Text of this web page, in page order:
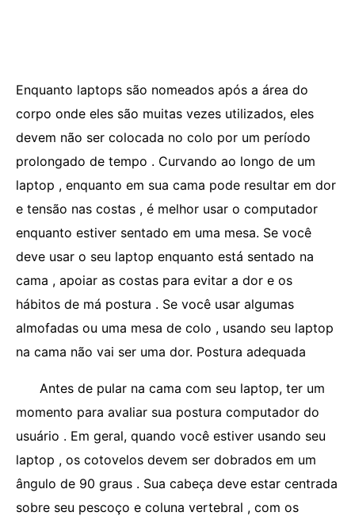
Enquanto laptops são nomeados após a área do
corpo onde eles são muitas vezes utilizados, eles
devem não ser colocada no colo por um período
prolongado de tempo . Curvando ao longo de um
laptop , enquanto em sua cama pode resultar em dor
e tensão nas costas , é melhor usar o computador
enquanto estiver sentado em uma mesa. Se você
deve usar o seu laptop enquanto está sentado na
cama , apoiar as costas para evitar a dor e os
hábitos de má postura . Se você usar algumas
almofadas ou uma mesa de colo , usando seu laptop
na cama não vai ser uma dor. Postura adequada
Antes de pular na cama com seu laptop, ter um
momento para avaliar sua postura computador do
usuário . Em geral, quando você estiver usando seu
laptop , os cotovelos devem ser dobrados em um
ângulo de 90 graus . Sua cabeça deve estar centrada
sobre seu pescoço e coluna vertebral , com os